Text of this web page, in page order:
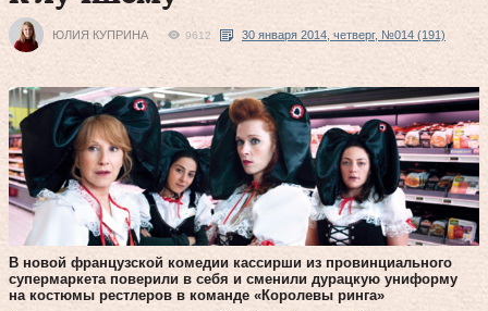
ЮЛИЯ КУПРИНА 9612 30 января 2014, четверг, №014 (191)
В новой французской комедии кассирши из провинциального
супермаркета поверили в себя и сменили дурацкую униформу
на костюмы рестлеров в команде «Королевы ринга»